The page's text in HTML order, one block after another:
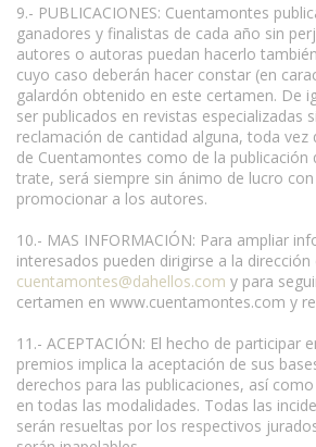
9.- PUBLICACIONES: Cuentamontes
ganadores y finalistas de cada año sin
autores o autoras puedan hacerlo
cuyo caso deberán hacer constar (en
galardón obtenido en este certamen. De
ser publicados en revistas especializadas
reclamación de cantidad alguna, toda
de Cuentamontes como de la publicación
trate, será siempre sin ánimo de lucro
promocionar a los autores.
10.- MAS INFORMACIÓN: Para ampliar
interesados pueden dirigirse a la
cuentamontes@dahellos.com y para
certamen en www.cuentamontes.com y
11.- ACEPTACIÓN: El hecho de participar
premios implica la aceptación de sus
derechos para las publicaciones, así
en todas las modalidades. Todas las
serán resueltas por los respectivos